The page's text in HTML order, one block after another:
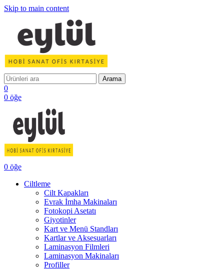
Skip to main content
Arama
0
0 öğe
0 öğe
Ciltleme
Cilt Kapakları
Evrak İmha Makinaları
Fotokopi Asetatı
Giyotinler
Kart ve Menü Standları
Kartlar ve Aksesuarları
Laminasyon Filmleri
Laminasyon Makinaları
Profiller